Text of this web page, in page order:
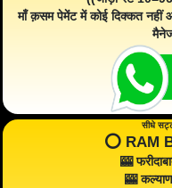
माँ क़सम पेमेंट में कोई दिक्कत नहीं
सीधे
⭕️ RAM
🎰
🎰